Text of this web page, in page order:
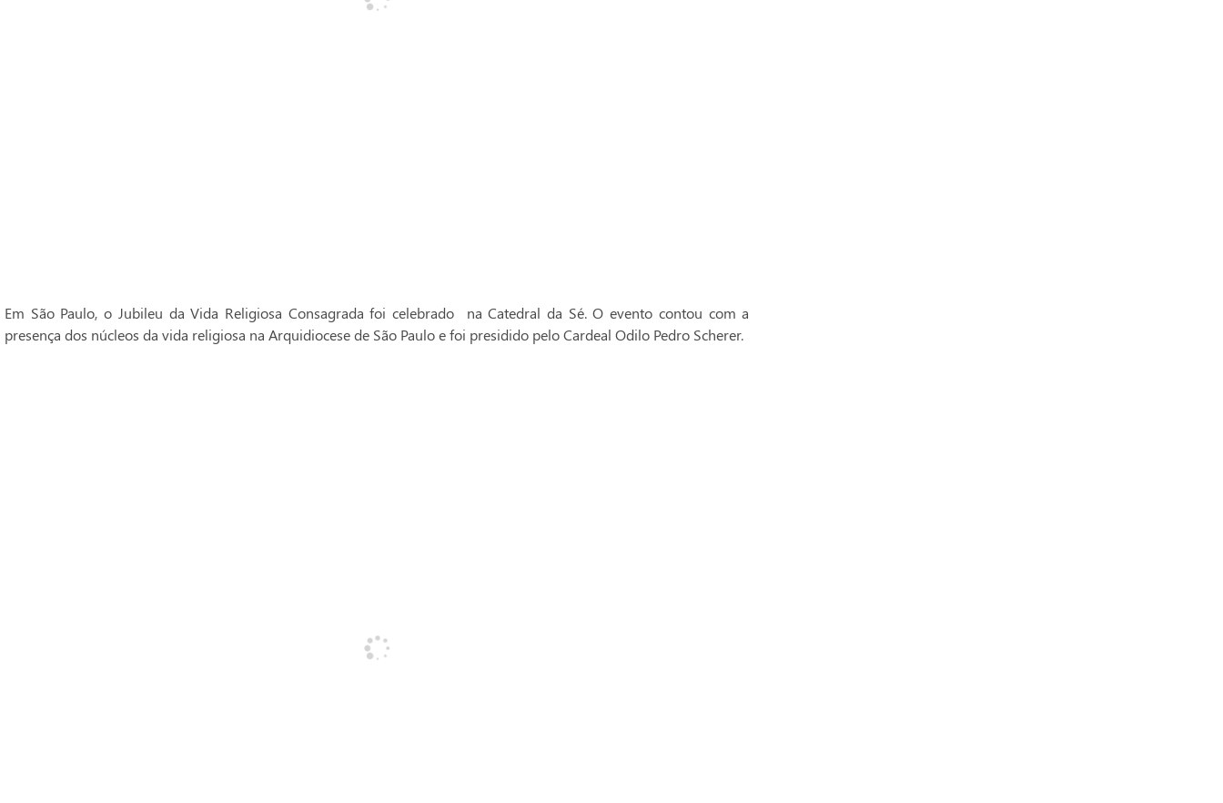
Em São Paulo, o Jubileu da Vida Religiosa Consagrada foi celebrado na Catedral da Sé. O evento contou com a
presença dos núcleos da vida religiosa na Arquidiocese de São Paulo e foi presidido pelo Cardeal Odilo Pedro Scherer.